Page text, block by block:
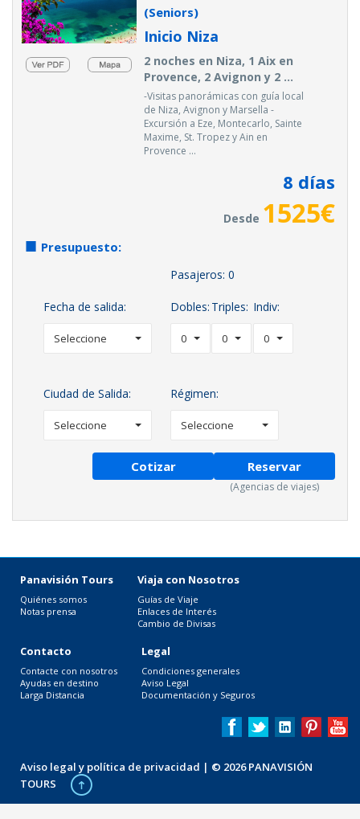
(Seniors)
Inicio Niza
2 noches en Niza, 1 Aix en
Provence, 2 Avignon y 2 ...
-Visitas panorámicas con guía local
de Niza, Avignon y Marsella -
Excursión a Eze, Montecarlo, Sainte
Maxime, St. Tropez y Ain en
Provence ...
8 días
Desde 1525€
Presupuesto:
Fecha de salida:
Seleccione
Pasajeros: 0
Dobles:
0
Triples:
0
Indiv:
0
Ciudad de Salida:
Seleccione
Régimen:
Seleccione
Cotizar Reservar
(Agencias de viajes)
Panavisión Tours
Quiénes somos
Notas prensa
Viaja con Nosotros
Guías de Viaje
Enlaces de Interés
Cambio de Divisas
Contacto
Contacte con nosotros
Ayudas en destino
Larga Distancia
Legal
Condiciones generales
Aviso Legal
Documentación y Seguros
Aviso legal y política de privacidad | © 2026 PANAVISIÓN
TOURS